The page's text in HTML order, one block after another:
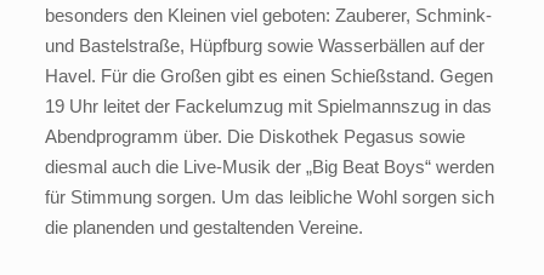
besonders den Kleinen viel geboten: Zauberer, Schmink-
und Bastelstraße, Hüpfburg sowie Wasserbällen auf der
Havel. Für die Großen gibt es einen Schießstand. Gegen
19 Uhr leitet der Fackelumzug mit Spielmannszug in das
Abendprogramm über. Die Diskothek Pegasus sowie
diesmal auch die Live-Musik der „Big Beat Boys“ werden
für Stimmung sorgen. Um das leibliche Wohl sorgen sich
die planenden und gestaltenden Vereine.